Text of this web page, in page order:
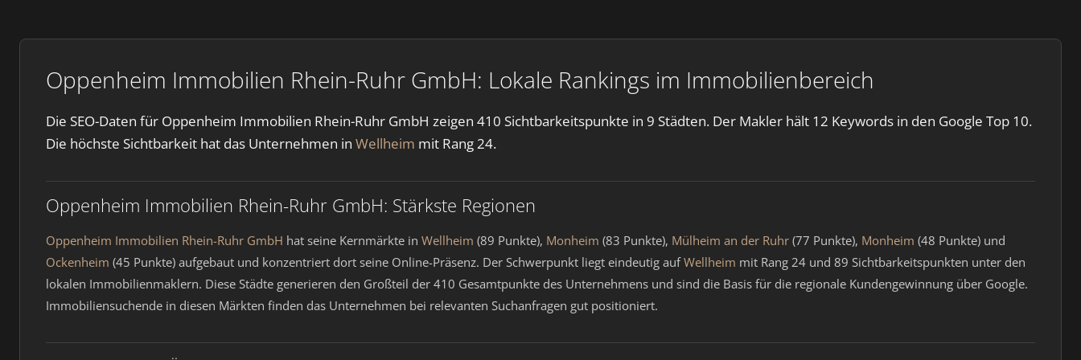
Oppenheim Immobilien Rhein-Ruhr GmbH: Lokale Rankings im Immobilienbereich
Die SEO-Daten für Oppenheim Immobilien Rhein-Ruhr GmbH zeigen 410 Sichtbarkeitspunkte in 9 Städten. Der Makler hält 12 Keywords in den Google Top 10.
Die höchste Sichtbarkeit hat das Unternehmen in Wellheim mit Rang 24.
Oppenheim Immobilien Rhein-Ruhr GmbH: Stärkste Regionen
Oppenheim Immobilien Rhein-Ruhr GmbH hat seine Kernmärkte in Wellheim (89 Punkte), Monheim (83 Punkte), Mülheim an der Ruhr (77 Punkte), Monheim (48 Punkte) und
Ockenheim (45 Punkte) aufgebaut und konzentriert dort seine Online-Präsenz. Der Schwerpunkt liegt eindeutig aufWellheim mit Rang 24 und 89 Sichtbarkeitspunkten unter den
lokalen Immobilienmaklern. Diese Städte generieren den Großteil der 410 Gesamtpunkte des Unternehmens und sind die Basis für die regionale Kundengewinnung über Google.
Immobiliensuchende in diesen Märkten finden das Unternehmen bei relevanten Suchanfragen gut positioniert.